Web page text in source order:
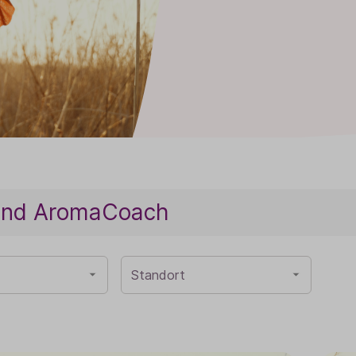
Funktionskosmetik
Baldini Naturkosmetik
AromaCoach
Standort